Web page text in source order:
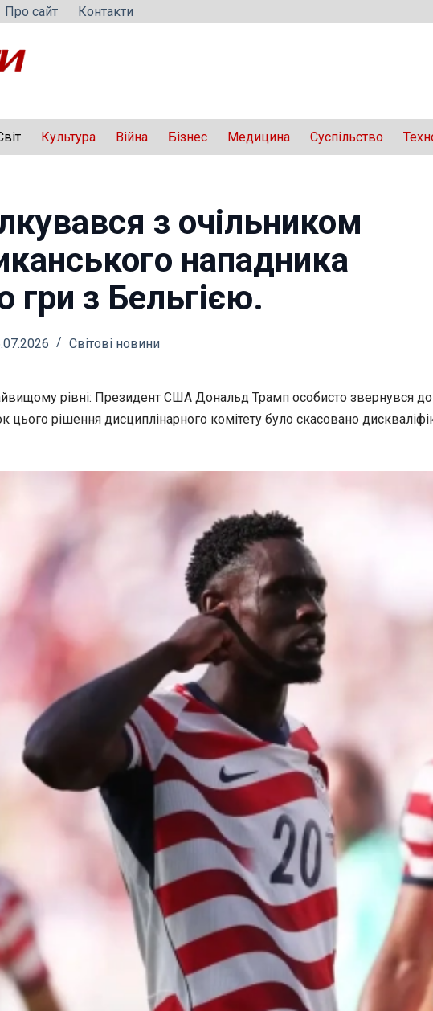
Про сайт Контакти
Культура Війна Бізнес Медицина Суспільство
з очільником
нападника
з Бельгією.
Світові новини
рівні: Президент США Дональд Трамп особисто звернувся
цього рішення дисциплінарного комітету було скасовано